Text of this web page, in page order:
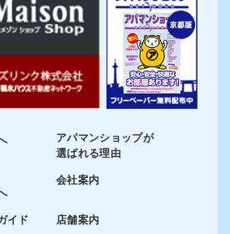
イド
アパマンショップが
選ばれる理由
会社案内
店舗案内